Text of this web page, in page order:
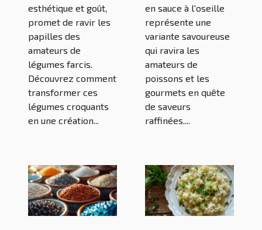
esthétique et goût,
promet de ravir les
papilles des
amateurs de
légumes farcis.
Découvrez comment
transformer ces
légumes croquants
en une création...
en sauce à l'oseille
représente une
variante savoureuse
qui ravira les
amateurs de
poissons et les
gourmets en quête
de saveurs
raffinées....